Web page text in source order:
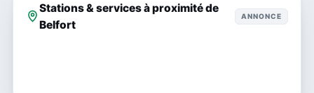
Stations & services à proximité de
Belfort
ANNONCE